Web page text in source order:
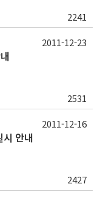
2241
2531
2011-12-23
안내
2427
2011-12-16